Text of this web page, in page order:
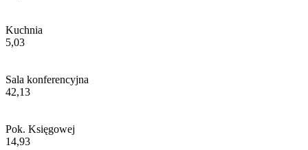
Kuchnia
5,03
Sala konferencyjna
42,13
Pok. Księgowej
14,93